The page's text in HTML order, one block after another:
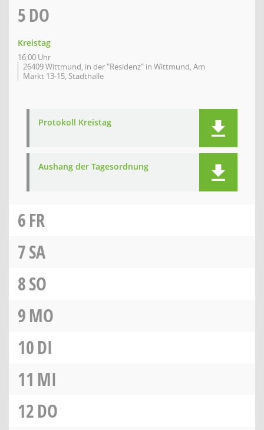
5DO
Kreistag
16:00 Uhr
26409 Wittmund, in der "Residenz" in Wittmund, Am
Markt 13-15, Stadthalle
Protokoll Kreistag
Aushang der Tagesordnung
6FR
7SA
8SO
9MO
10DI
11 MI
12DO